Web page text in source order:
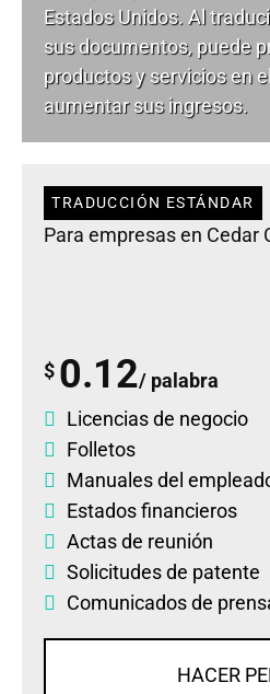
Estados Unidos. Al
sus documentos, puede
productos y servicios en
aumentar sus ingresos.
TRADUCCIÓN ESTÁNDAR
Para empresas en Cedar
$ 0.12/ palabra
Licencias de negocio
Folletos
Manuales del
Estados financieros
Actas de reunión
Solicitudes de patente
Comunicados de
HACER